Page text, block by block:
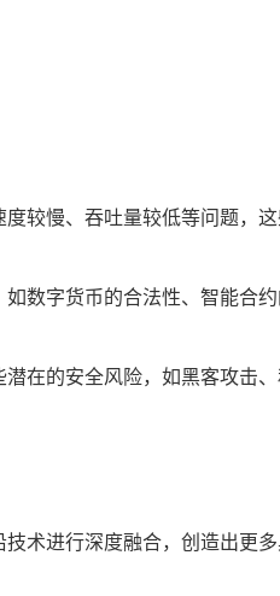
较慢、吞吐量较低等问题，
数字货币的合法性、智能合
在的安全风险，如黑客攻击
术进行深度融合，创造出更